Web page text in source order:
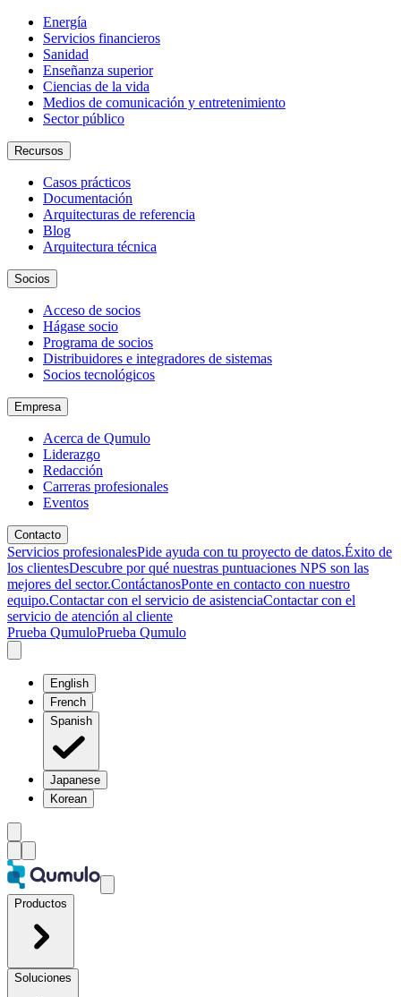
Energía
Servicios financieros
Sanidad
Enseñanza superior
Ciencias de la vida
Medios de comunicación y entretenimiento
Sector público
Recursos
Casos prácticos
Documentación
Arquitecturas de referencia
Blog
Arquitectura técnica
Socios
Acceso de socios
Hágase socio
Programa de socios
Distribuidores e integradores de sistemas
Socios tecnológicos
Empresa
Acerca de Qumulo
Liderazgo
Redacción
Carreras profesionales
Eventos
Contacto
Servicios profesionalesPide ayuda con tu proyecto de datos.Éxito de
los clientesDescubre por qué nuestras puntuaciones NPS son las
mejores del sector.ContáctanosPonte en contacto con nuestro
equipo.Contactar con el servicio de asistenciaContactar con el
servicio de atención al cliente
Prueba QumuloPrueba Qumulo
English
French
Spanish
Japanese
Korean
Productos
Soluciones